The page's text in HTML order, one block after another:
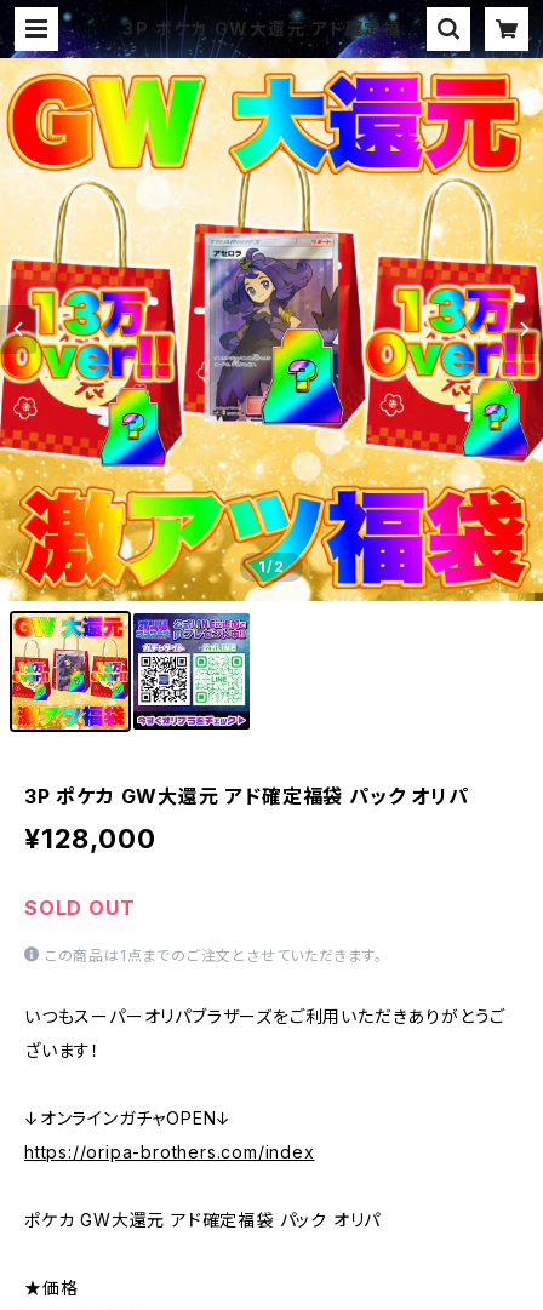
3P ポケカ GW大還元 アド確定福袋
パック オリパ | オリパ ブラザーズ
オリパ専門店 (ポケカ、ワンピース、遊
戯王、ヴァイス、ドラゴンボール)
1/2
3P ポケカ GW大還元 アド確定福袋 パック オリパ
¥128,000
SOLD OUT
この商品は1点までのご注文とさせていただきます。
いつもスーパーオリパブラザーズをご利用いただきありがとうご
ざいます！
↓オンラインガチャOPEN↓
https://oripa-brothers.com/index
ポケカ GW大還元 アド確定福袋 パック オリパ
★価格